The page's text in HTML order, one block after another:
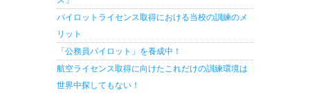
パイロットライセンス取得における当校の訓練のメ
リット
「公務員パイロット」を養成中！
航空ライセンス取得に向けたこれだけの訓練環境は
世界中探してもない！